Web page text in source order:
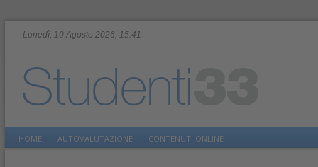
Lunedì, 10 Agosto 2026, 15:41
HOME AUTOVALUTAZIONE CONTENUTI ONLINE